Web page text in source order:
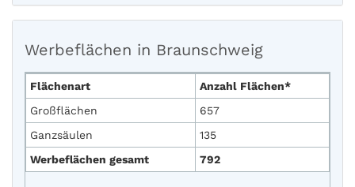
Werbeflächen in Braunschweig
Flächenart
Anzahl Flächen*
Großflächen
657
Ganzsäulen
135
Werbeflächen gesamt
792